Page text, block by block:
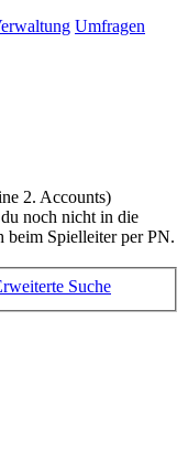
Umfragen
2. Accounts)
noch nicht in die
beim Spielleiter per PN.
Suche